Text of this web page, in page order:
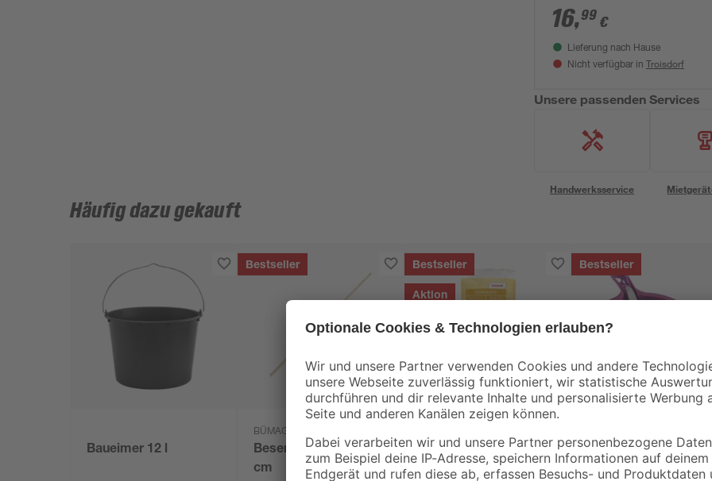
16,99 €
Lieferung nach Hause
Nicht verfügbar in Troisdorf
Unsere passenden Services
Handwerksservice
Häufig dazu gekauft
Baueimer 12 l
Bestseller
BÜMAG eG
Besenstiel Holz 140
cm
Bestseller
Aktion
Spielsand beige 0-2
mm 25 kg
Bestseller
Kehrgarnitur 'Star-
Line' verschiedene